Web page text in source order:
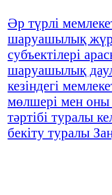
Әр түрлі
шаруашылық
субъектілері
шаруашылық
кезіндегі
мөлшері мен оны
тәртібі туралы
бекіту туралы